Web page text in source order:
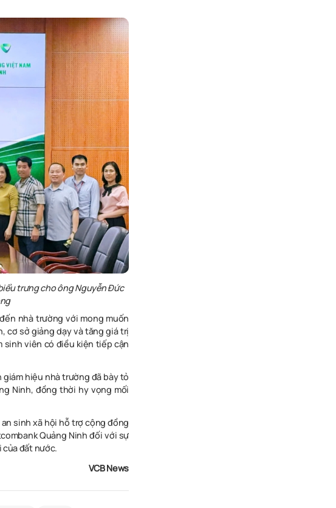
trưng cho ông Nguyễn Đức
nhà trường với mong muốn
cơ sở giảng dạy và tăng giá trị
sinh viên có điều kiện tiếp cận
hiệu nhà trường đã bày tỏ
Ninh, đồng thời hy vọng mối
sinh xã hội hỗ trợ cộng đồng
Quảng Ninh đối với sự
đất nước.
VCB News